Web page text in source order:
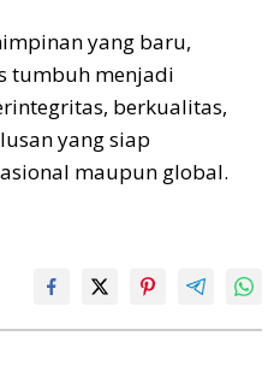
yang baru,
tumbuh menjadi
berkualitas,
yang siap
maupun global.